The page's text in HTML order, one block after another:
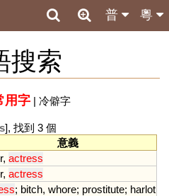
粵
普
搜索
用字| 冷僻字
], 找到 3 個
意義
, actress
, actress
; bitch, whore; prostitute; harlot